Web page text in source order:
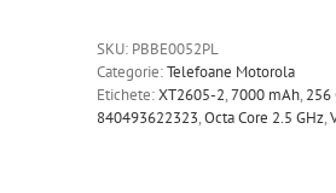
SKU: PBBE0052PL
Categorie:Telefoane Motorola
Etichete:XT2605-2,7000 mAh, 256
840493622323,Octa Core 2.5 GHz,